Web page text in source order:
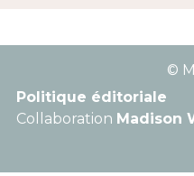
©
Collaboration Madison
Politique éditoriale